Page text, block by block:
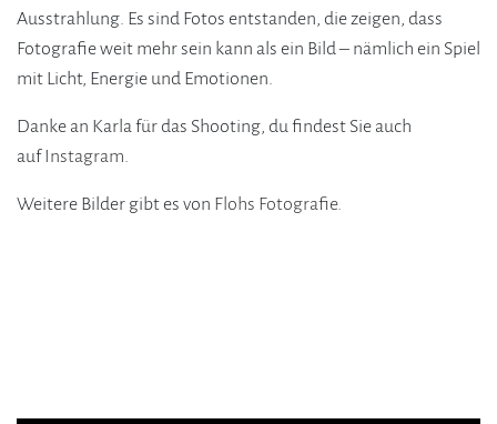
Ausstrahlung. Es sind Fotos entstanden, die zeigen, dass
Fotografie weit mehr sein kann als ein Bild – nämlich ein Spiel
mit Licht, Energie und Emotionen.
Danke an Karla für das Shooting, du findest Sie auch
aufInstagram
Weitere Bilder gibt es von Flohs Fotografie.